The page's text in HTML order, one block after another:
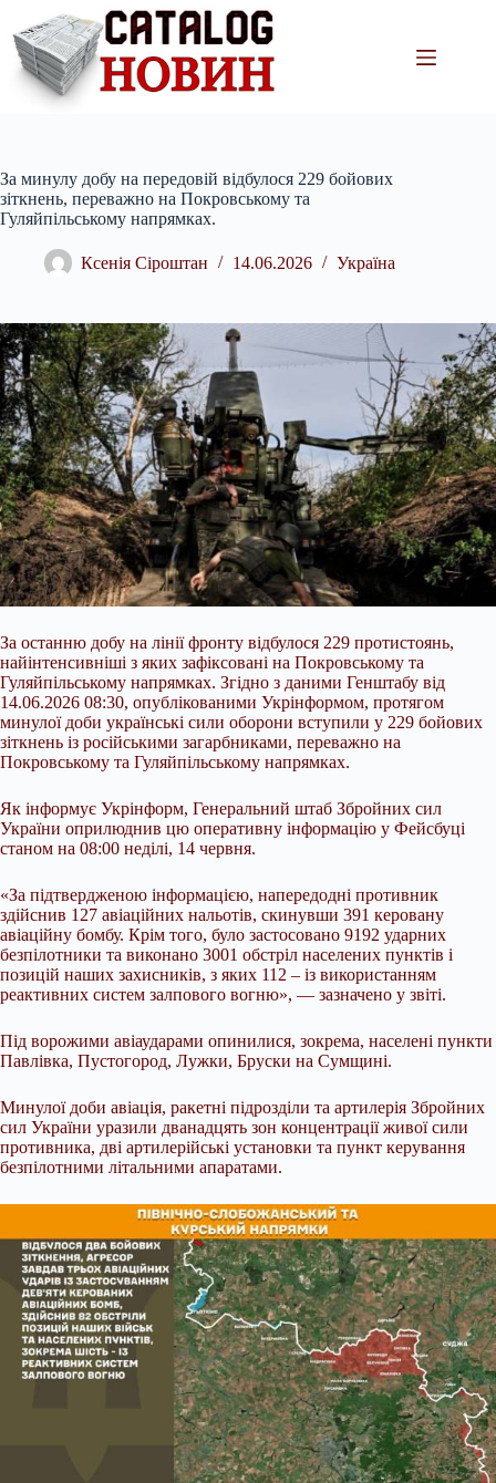
вмісту
За минулу добу на передовій відбулося 229 бойових
зіткнень, переважно на Покровському та
Гуляйпільському напрямках.
Ксенія Сіроштан 14.06.2026 Україна
За останню добу на лінії фронту відбулося 229 протистоянь,
найінтенсивніші з яких зафіксовані на Покровському та
Гуляйпільському напрямках. Згідно з даними Генштабу від
14.06.2026 08:30, опублікованими Укрінформом, протягом
минулої доби українські сили оборони вступили у 229 бойових
зіткнень із російськими загарбниками, переважно на
Покровському та Гуляйпільському напрямках.
Як інформує Укрінформ, Генеральний штаб Збройних сил
України оприлюднив цю оперативну інформацію у Фейсбуці
станом на 08:00 неділі, 14 червня.
«За підтвердженою інформацією, напередодні противник
здійснив 127 авіаційних нальотів, скинувши 391 керовану
авіаційну бомбу. Крім того, було застосовано 9192 ударних
безпілотники та виконано 3001 обстріл населених пунктів і
позицій наших захисників, з яких 112 – із використанням
реактивних систем залпового вогню», — зазначено у звіті.
Під ворожими авіаударами опинилися, зокрема, населені пункти
Павлівка, Пустогород, Лужки, Бруски на Сумщині.
Минулої доби авіація, ракетні підрозділи та артилерія Збройних
сил України уразили дванадцять зон концентрації живої сили
противника, дві артилерійські установки та пункт керування
безпілотними літальними апаратами.